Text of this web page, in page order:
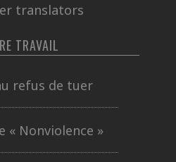
translators
TRAVAIL
refus de tuer
« Nonviolence »